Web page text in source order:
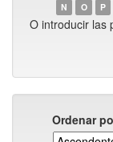
N
O P
O introducir las
Ordenar